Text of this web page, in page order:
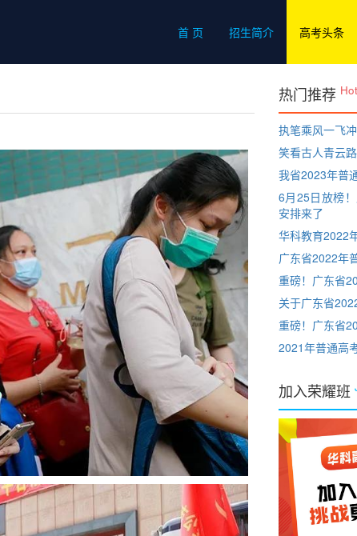
首 页 招生简介 高考头条
热门推荐 Hot
执笔乘风一飞
笑看古人青云
我省2023年普
6月25日放榜
安排来了
华科教育2022
广东省2022年
重磅！广东省
关于广东省
重磅！广东省
2021年普通高
加入荣耀班